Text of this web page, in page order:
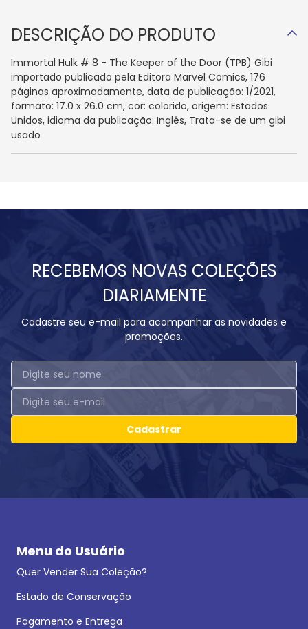
DESCRIÇÃO DO PRODUTO
Immortal Hulk # 8 - The Keeper of the Door (TPB) Gibi
importado publicado pela Editora Marvel Comics, 176
páginas aproximadamente, data de publicação: 1/2021,
formato: 17.0 x 26.0 cm, cor: colorido, origem: Estados
Unidos, idioma da publicação: Inglês, Trata-se de um gibi
usado
RECEBEMOS NOVAS COLEÇÕES
DIARIAMENTE
Cadastre seu e-mail para acompanhar as novidades e
promoções.
Cadastrar
Menu do Usuário
Quer Vender Sua Coleção?
Estado de Conservação
Pagamento e Entrega